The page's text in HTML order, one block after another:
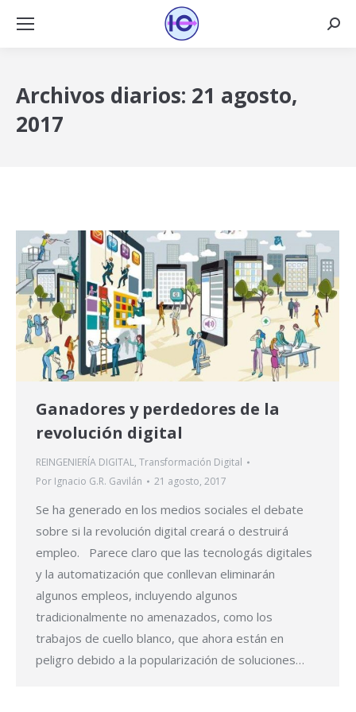
Archivos diarios: 21 agosto,
2017
Ganadores y perdedores de la
revolución digital
REINGENIERÍA DIGITAL, Transformación Digital
Por Ignacio G.R. Gavilán 21 agosto, 2017
Se ha generado en los medios sociales el debate
sobre si la revolución digital creará o destruirá
empleo. Parece claro que las tecnologás digitales
y la automatización que conllevan eliminarán
algunos empleos, incluyendo algunos
tradicionalmente no amenazados, como los
trabajos de cuello blanco, que ahora están en
peligro debido a la popularización de soluciones…